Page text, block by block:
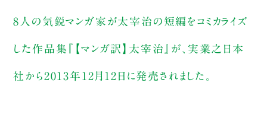
8人の気鋭マンガ家が太宰治の短編をコミカライズ
した作品集『【マンガ訳】太宰治』が、実業之日本
社から2013年12月12日に発売されました。